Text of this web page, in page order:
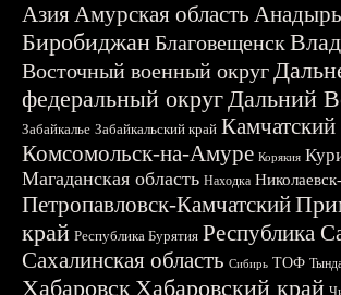
АзияАмурская область Анадырь
БиробиджанБлаговещенск
Восточный военный округ
федеральный округДальний
Забайкалье Забайкальский край Камчатский
Комсомольск-на-Амуре Корякия
Магаданская область Находка
Петропавловск-Камчатский
край Республика Бурятия Республика
Сахалинская область Сибирь ТОФ
ХабаровскХабаровский край